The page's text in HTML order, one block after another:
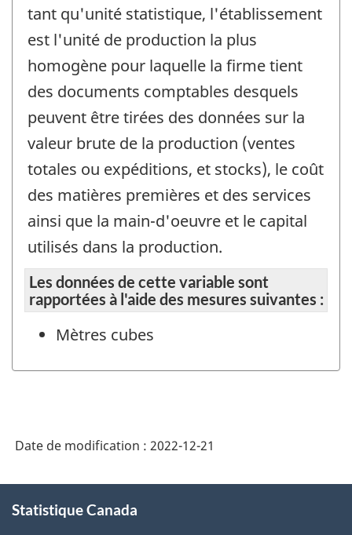
tant qu'unité statistique, l'établissement
est l'unité de production la plus
homogène pour laquelle la firme tient
des documents comptables desquels
peuvent être tirées des données sur la
valeur brute de la production (ventes
totales ou expéditions, et stocks), le coût
des matières premières et des services
ainsi que la main-d'oeuvre et le capital
utilisés dans la production.
Les données de cette variable sont
rapportées à l'aide des mesures suivantes :
Mètres cubes
Date de modification : 2022-12-21
propos
Statistique Canada